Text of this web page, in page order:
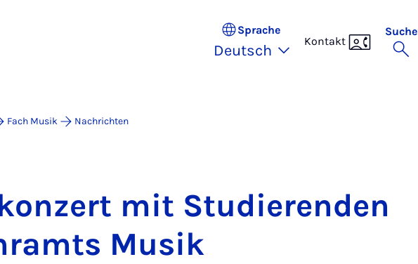
Sprache
Deutsch
Kontakt
Suche
Fach Musik Nachrichten
mit Stu­die­ren­den
Mu­sik